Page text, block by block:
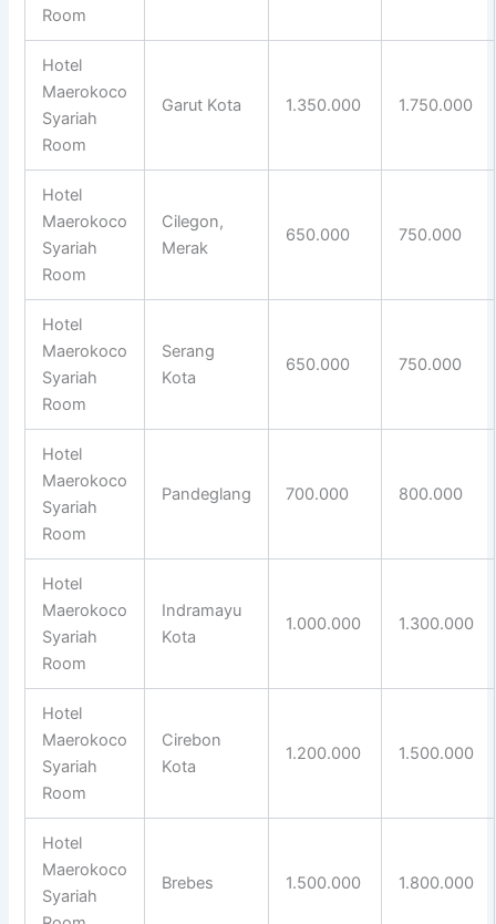
Room
Hotel
Maerokoco
Syariah
Room
Garut Kota 1.350.000 1.750.000
Hotel
Maerokoco
Syariah
Room
Cilegon,
Merak
650.000 750.000
Hotel
Maerokoco
Syariah
Room
Serang
Kota
650.000 750.000
Hotel
Maerokoco
Syariah
Room
Pandeglang 700.000 800.000
Hotel
Maerokoco
Syariah
Room
Indramayu
Kota
1.000.000 1.300.000
Hotel
Maerokoco
Syariah
Room
Cirebon
Kota
1.200.000 1.500.000
Hotel
Maerokoco
Syariah
Brebes 1.500.000 1.800.000